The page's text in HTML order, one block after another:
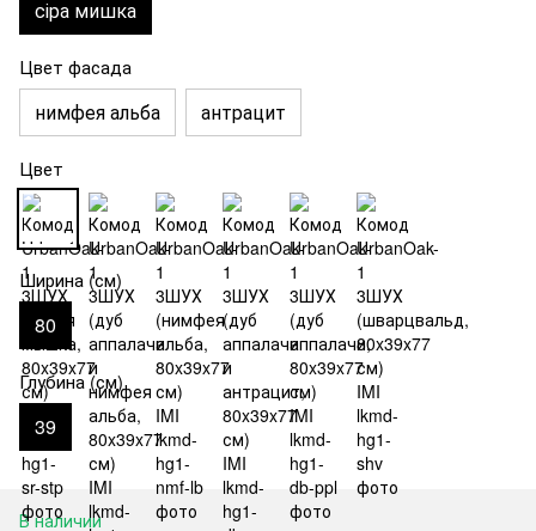
сіра мишка
Цвет фасада
нимфея альба антрацит
Цвет
Ширина (см)
80
Глубина (см)
39
В наличии